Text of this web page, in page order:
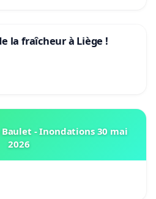
la fraîcheur à Liège !
- Inondations 30 mai
2026